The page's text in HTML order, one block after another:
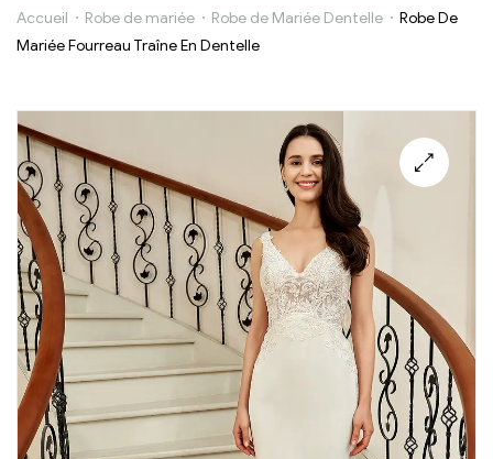
Robe
De
Mariée
Fourreau
Traîne
En
Dentelle
Accueil Robe de mariée Robe de Mariée Dentelle
Robe De
Mariée Fourreau Traîne En Dentelle